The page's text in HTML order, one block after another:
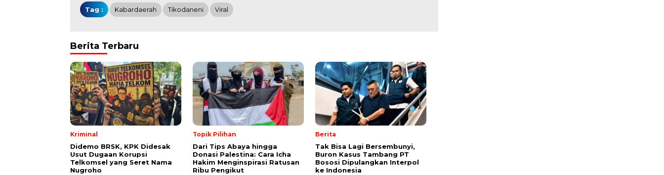
Tag : Kabardaerah Tikodaneni Viral
Berita Terbaru
Kriminal
Didemo BRSK, KPK Didesak
Usut Dugaan Korupsi
Telkomsel yang Seret Nama
Nugroho
Topik Pilihan
Dari Tips Abaya hingga
Donasi Palestina: Cara Icha
Hakim Menginspirasi Ratusan
Ribu Pengikut
Berita
Tak Bisa Lagi Bersembunyi,
Buron Kasus Tambang PT
Bososi Dipulangkan Interpol
ke Indonesia